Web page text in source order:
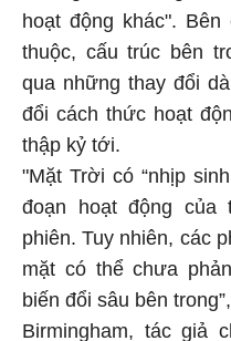
hoạt động khác".
thuộc, cấu trúc bên
qua những thay đổi
đổi cách thức hoạt
thập kỷ tới.
"Mặt Trời có “nhịp
đoạn hoạt động của
phiên. Tuy nhiên, các
mặt có thể chưa
biến đổi sâu bên
Birmingham, tác giả